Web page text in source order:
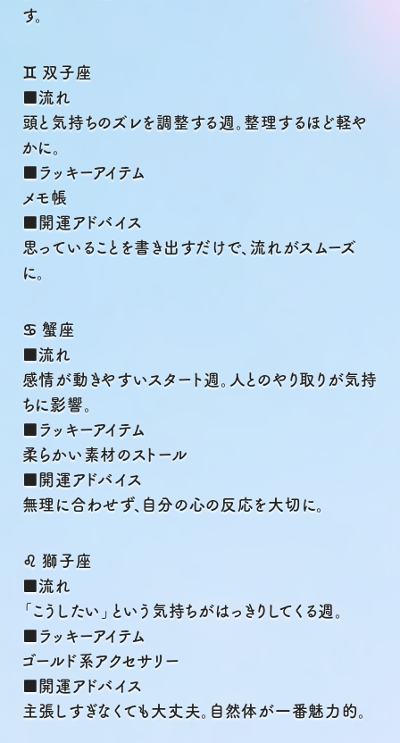
す。
♊ 双子座
■流れ
頭と気持ちのズレを調整する週。整理するほど軽や
かに。
■ラッキーアイテム
メモ帳
■開運アドバイス
思っていることを書き出すだけで、流れがスムーズ
に。
♋ 蟹座
■流れ
感情が動きやすいスタート週。人とのやり取りが気持
ちに影響。
■ラッキーアイテム
柔らかい素材のストール
■開運アドバイス
無理に合わせず、自分の心の反応を大切に。
♌ 獅子座
■流れ
「こうしたい」という気持ちがはっきりしてくる週。
■ラッキーアイテム
ゴールド系アクセサリー
■開運アドバイス
主張しすぎなくても大丈夫。自然体が一番魅力的。